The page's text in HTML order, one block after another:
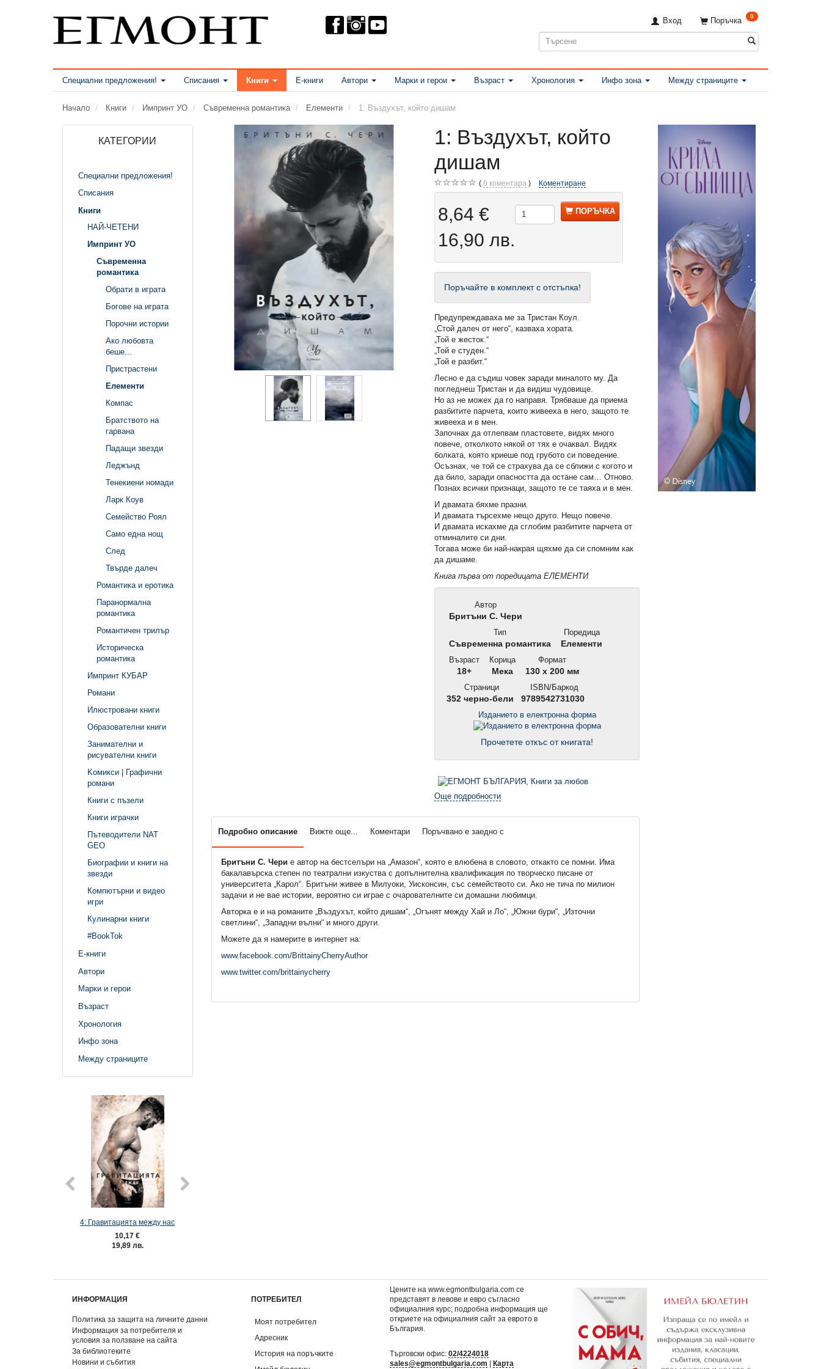
Поръчка 0
Вход
Специални предложения! Списания Книги Е-книги Автори Марки и герои Възраст Хронология Инфо зона Между страниците
Начало Книги Импринт УО Съвременна романтика Елементи 1: Въздухът, който дишам
КАТЕГОРИИ
Специални предложения!
Списания
Книги
НАЙ-ЧЕТЕНИ
Импринт УО
Съвременна
романтика
Обрати в играта
Богове на играта
Порочни истории
Ако любовта
беше...
Пристрастени
Елементи
Компас
Братството на
гарвана
Падащи звезди
Леджънд
Тенекиени номади
Ларк Коув
Семейство Роял
Само една нощ
След
Твърде далеч
Романтика и еротика
Паранормална
романтика
Романтичен трилър
Историческа
романтика
Импринт КУБАР
Романи
Илюстровани книги
Образователни книги
Занимателни и
рисувателни книги
Kомикси | Графични
романи
Книги с пъзели
Книги играчки
Пътеводители NAT
GEO
Биографии и книги на
звезди
Компютърни и видео
игри
Кулинарни книги
#BookTok
Е-книги
Автори
Марки и герои
Възраст
Хронология
Инфо зона
Между страниците
4: Гравитацията между нас
10,17 €
19,89 лв.
1: Въздухът, който
дишам
0 коментара Коментиране
8,64 €
16,90 лв.
ПОРЪЧКА
Поръчайте в комплект с отстъпка!
Предупреждаваха ме за Тристан Коул.
„Стой далеч от него“, казваха хората.
„Той е жесток.“
„Той е студен.“
„Той е разбит.“
Лесно е да съдиш човек заради миналото му. Да
погледнеш Тристан и да видиш чудовище.
Но аз не можех да го направя. Трябваше да приема
разбитите парчета, които живееха в него, защото те
живееха и в мен.
Започнах да отлепвам пластовете, видях много
повече, отколкото някой от тях е очаквал. Видях
болката, която криеше под грубото си поведение.
Осъзнах, че той се страхува да се сближи с когото и
да било, заради опасността да остане сам… Отново.
Познах всички признаци, защото те се таяха и в мен.
И двамата бяхме празни.
И двамата търсехме нещо друго. Нещо повече.
И двамата искахме да сглобим разбитите парчета от
отминалите си дни.
Тогава може би най-накрая щяхме да си спомним как
да дишаме.
Книга първа от поредицата ЕЛЕМЕНТИ
Автор
Бритъни С. Чери
Тип
Съвременна романтика
Поредица
Елементи
Възраст
18+
Корица
Мека
Формат
130 x 200 мм
Страници
352 черно-бели
ISBN/Баркод
9789542731030
Изданието в електронна форма
Прочетете откъс от книгата!
Още подробности
Подробно описание Вижте още... Коментари Поръчвано е заедно с
Бритъни С. Чери е автор на бестселъри на „Амазон“, която е влюбена в словото, откакто се помни. Има
бакалавърска степен по театрални изкуства с допълнителна квалификация по творческо писане от
университета „Карол“. Бритъни живее в Милуоки, Уисконсин, със семейството си. Ако не тича по милион
задачи и не вае истории, вероятно си играе с очарователните си домашни любимци.
Авторка е и на романите „Въздухът, който дишам“, „Огънят между Хай и Ло“, „Южни бури“, „Източни
светлини“, „Западни вълни“ и много други.
Можете да я намерите в интернет на:
www.facebook.com/BrittainyCherryAuthor
www.twitter.com/brittainycherry
ИНФОРМАЦИЯ
Политика за защита на личните данни
Информация за потребителя и
условия за ползване на сайта
За библиотеките
Новини и събития
ПОТРЕБИТЕЛ
Моят потребител
Адресник
История на поръчките
Цените на www.egmontbulgaria.com се
представят в левове и евро съгласно
официалния курс; подробна информация ще
откриете наофициалния сайт за еврото в
България
Търговски офис:02/4224018
sales@egmontbulgaria.com |Карта